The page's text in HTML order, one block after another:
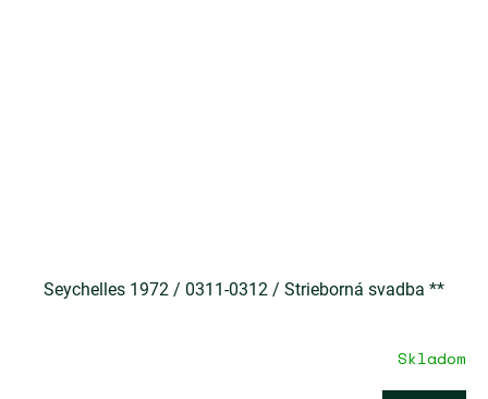
Seychelles 1972 / 0311-0312 / Strieborná svadba **
Skladom